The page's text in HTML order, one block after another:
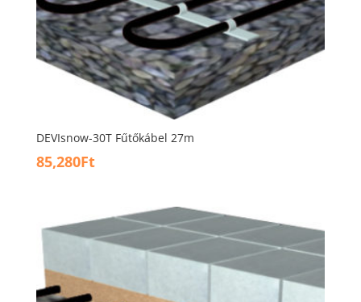
DEVIsnow-30T Fűtőkábel 27m
85,280Ft